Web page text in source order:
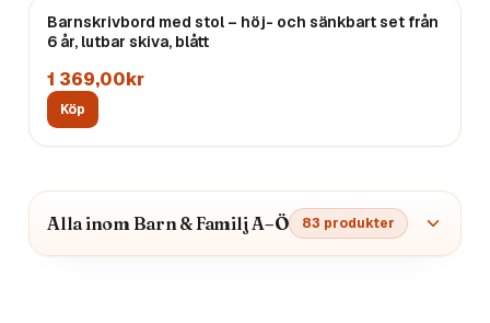
Barnskrivbord med stol – höj- och sänkbart set från
6 år, lutbar skiva, blått
1 369,00kr
Köp
Alla inom Barn & Familj A–Ö 83 produkter